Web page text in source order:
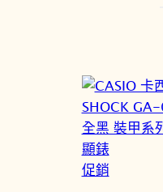
促銷特